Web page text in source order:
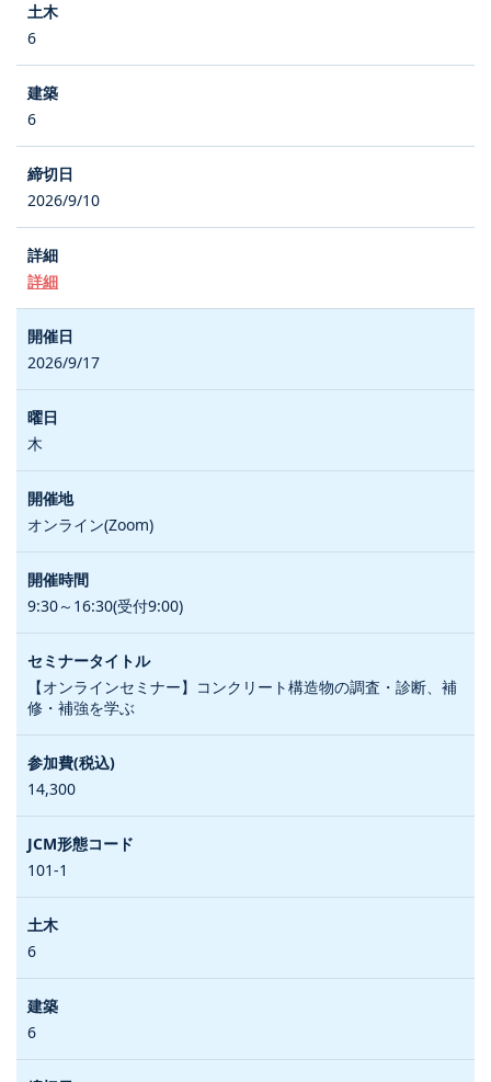
6
6
2026/9/10
詳細
2026/9/17
木
オンライン(Zoom)
9:30～16:30(受付9:00)
【オンラインセミナー】コンクリート構造物の調査・診断、補
修・補強を学ぶ
14,300
101-1
6
6